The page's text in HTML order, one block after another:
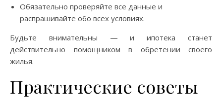
Обязательно проверяйте все данные и
распрашивайте обо всех условиях.
Будьте внимательны — и ипотека станет
действительно помощником в обретении своего
жилья.
Практические советы